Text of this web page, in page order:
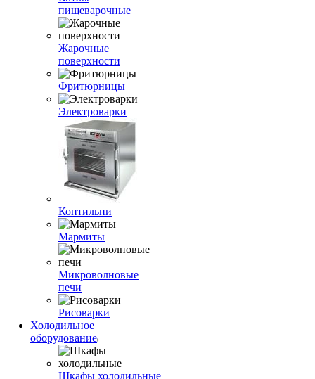
пищеварочные
Жарочные
поверхности
Фритюрницы
Электроварки
Коптильни
Мармиты
Микроволновые
печи
Рисоварки
Холодильное
оборудование
Шкафы холодильные